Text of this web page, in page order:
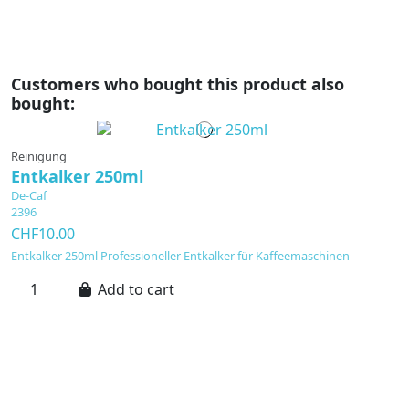
Customers who bought this product also
bought:
Reinigung
Entkalker 250ml
De-Caf
2396
CHF10.00
Entkalker 250ml Professioneller Entkalker für Kaffeemaschinen
Add to cart